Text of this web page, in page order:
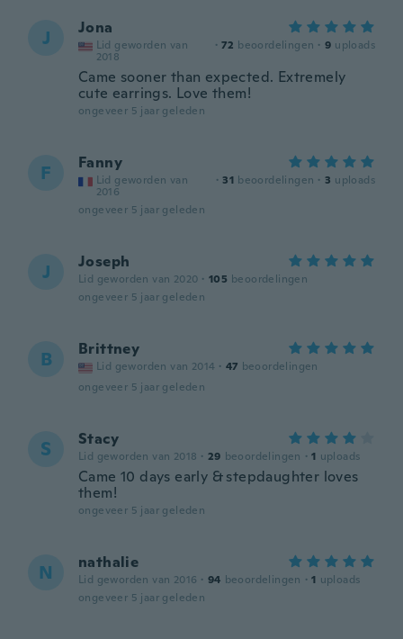
J Jona
Lid geworden van
2018
· 72 beoordelingen · 9 uploads
Came sooner than expected. Extremely
cute earrings. Love them!
ongeveer 5 jaar geleden
F Fanny
Lid geworden van
2016
· 31 beoordelingen · 3 uploads
ongeveer 5 jaar geleden
J Joseph
Lid geworden van 2020 · 105 beoordelingen
ongeveer 5 jaar geleden
B Brittney
Lid geworden van 2014 · 47 beoordelingen
ongeveer 5 jaar geleden
S Stacy
Lid geworden van 2018 · 29 beoordelingen · 1 uploads
Came 10 days early & stepdaughter loves
them!
ongeveer 5 jaar geleden
N nathalie
Lid geworden van 2016 · 94 beoordelingen · 1 uploads
ongeveer 5 jaar geleden